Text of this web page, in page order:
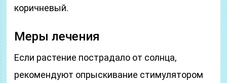
коричневый.
Меры лечения
Если растение пострадало от солнца,
рекомендуют опрыскивание стимулятором